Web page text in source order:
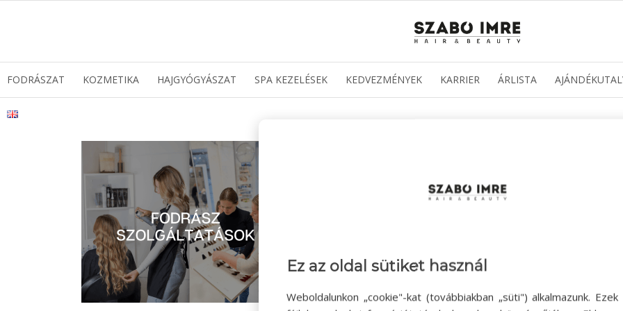
FODRÁSZAT KOZMETIKA HAJGYÓGYÁSZAT SPA KEZELÉSEK KEDVEZMÉNYEK KARRIER ÁRLISTA
Ez az oldal sütiket használ
Weboldalunkon „cookie"-kat (továbbiakban „süti") alkalmazunk. Ezek